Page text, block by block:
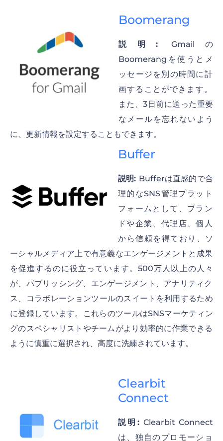
Boomerang
説明: Gmailの
Boomerangを使うとメ
ッセージを別の時間に計
画することができます。
また、3日前に送った重要
なメールを忘れないよう
に、更新情報を設定することもできます。
Buffer
説明: Bufferは直感的で合
理的なSNS管理プラット
フォームとして、ブラン
ドや企業、代理店、個人
から信頼を得ており、ソ
ーシャルメディア上で有意義なエンゲージメントと成果
を促進するのに役立っています。500万人以上の人々
が、パブリッシング、エンゲージメント、アナリティク
ス、コラボレーションツールのスイートを利用するため
に登録しています。これらのツールはSNSマーケティン
グのスペシャリストやチームがより効率的に作業できる
ように慎重に選択され、高度に洗練されています。
Clearbit
Connect
説明: Clearbit Connect
は、独自のプロモーショ